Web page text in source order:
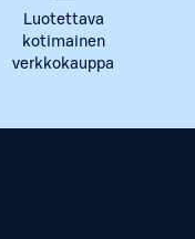
Luotettava
kotimainen
verkkokauppa